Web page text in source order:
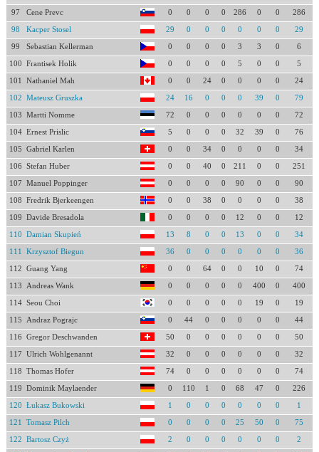
97 Cene Prevc 0 0 0 0 286 0 0 286
98 Kacper Stosel 29 0 0 0 0 0 0 29
99 Sebastian Kellerman 0 0 0 0 3 3 0 6
100 Frantisek Holik 0 0 0 0 5 0 0 5
101 Nathaniel Mah 0 0 24 0 0 0 0 24
102 Mateusz Gruszka 24 16 0 0 0 39 0 79
103 Martti Nomme 72 0 0 0 0 0 0 72
104 Ernest Prislic 5 0 0 0 32 39 0 76
105 Gabriel Karlen 0 0 34 0 0 0 0 34
106 Stefan Huber 0 0 40 0 211 0 0 251
107 Manuel Poppinger 0 0 0 0 90 0 0 90
108 Fredrik Bjerkeengen 0 0 38 0 0 0 0 38
109 Davide Bresadola 0 0 0 0 12 0 0 12
110 Damian Skupień 13 8 0 0 13 0 0 34
111 Krzysztof Biegun 36 0 0 0 0 0 0 36
112 Guang Yang 0 0 64 0 0 10 0 74
113 Andreas Wank 0 0 0 0 0 400 0 400
114 Seou Choi 0 0 0 0 0 19 0 19
115 Andraz Pograjc 0 44 0 0 0 0 0 44
116 Gregor Deschwanden 50 0 0 0 0 0 0 50
117 Ulrich Wohlgenannt 32 0 0 0 0 0 0 32
118 Thomas Hofer 74 0 0 0 0 0 0 74
119 Dominik Maylaender 0 110 1 0 68 47 0 226
120 Łukasz Bukowski 1 0 0 0 0 0 0 1
121 Tomasz Pilch 0 0 0 0 25 50 0 75
122 Bartosz Czyż 2 0 0 0 0 0 0 2